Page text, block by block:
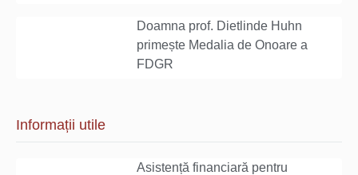
Doamna prof. Dietlinde Huhn
primește Medalia de Onoare a
FDGR
Informații utile
Asistență financiară pentru